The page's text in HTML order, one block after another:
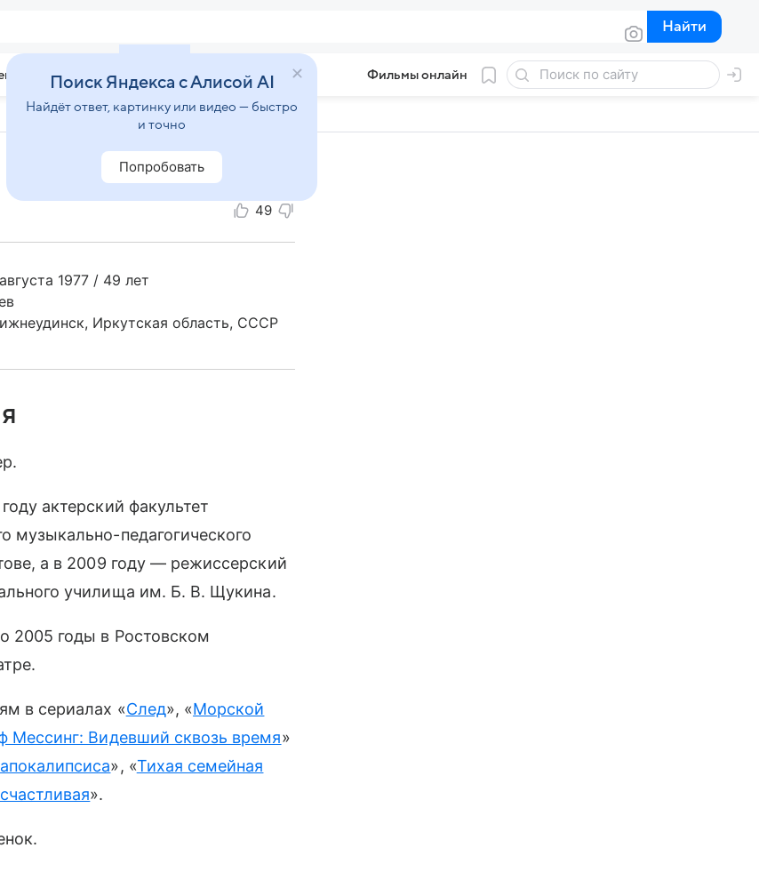
Найти
Найти
Звезды Фильмы онлайн
49
1977 / 49 лет
Иркутская область, СССР
актерский факультет
музыкально-педагогического
а в 2009 году — режиссерский
училища им. Б. В. Щукина.
2005 годы в Ростовском
в сериалах «След», «Морской
Мессинг: Видевший сквозь время»
», «Тихая семейная
».
Поиск Яндекса с Алисой AI
Найдёт ответ, картинку или видео — быстро
и точно
Попробовать